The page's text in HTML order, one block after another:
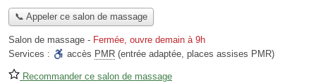
📞 Appeler ce salon de massage
Salon de massage - Fermée, ouvre demain à 9h
Services :
accès PMR (entrée adaptée, places assises PMR)
Recommander ce salon de massage